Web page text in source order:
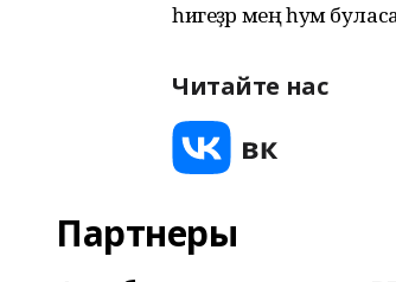
һигеҙәр мең һум
Читайте нас
Партнеры